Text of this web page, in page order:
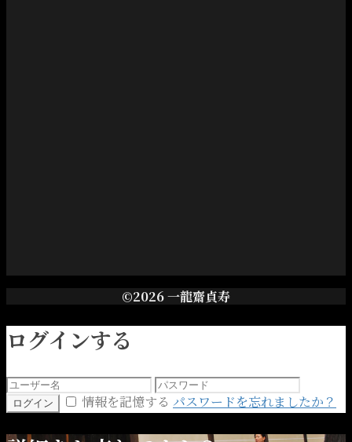
©2026 一龍齋貞寿
ログインする
ログイン 情報を記憶する パスワードを忘れましたか？